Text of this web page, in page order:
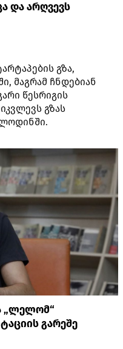
და არღვევს
გზა,
მაგრამ ჩნდებიან
წესრიგის
გზას
„ლელომ“
გარეშე